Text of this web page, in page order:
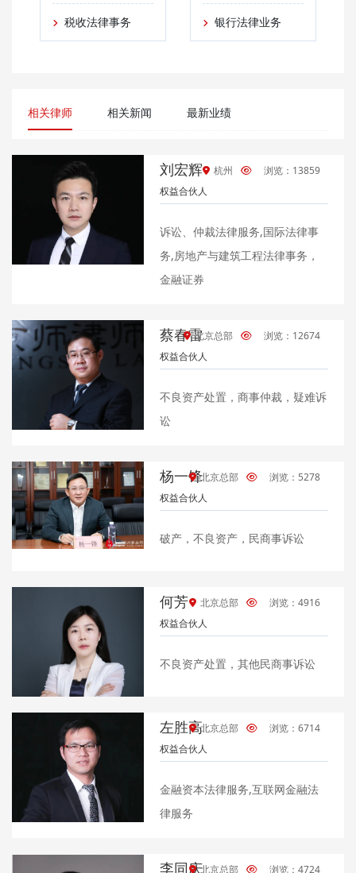
税收法律事务 银行法律业务
相关律师 相关新闻 最新业绩
刘宏辉
权益合伙人
杭州 浏览：13859
诉讼、仲裁法律服务,国际法律事
务,房地产与建筑工程法律事务，
金融证券
蔡春雷
权益合伙人
北京总部 浏览：12674
不良资产处置，商事仲裁，疑难诉
讼
杨一锋
权益合伙人
北京总部 浏览：5278
破产，不良资产，民商事诉讼
何芳
权益合伙人
北京总部 浏览：4916
不良资产处置，其他民商事诉讼
左胜高
权益合伙人
北京总部 浏览：6714
金融资本法律服务,互联网金融法
律服务
李同庆北京总部 浏览：4724